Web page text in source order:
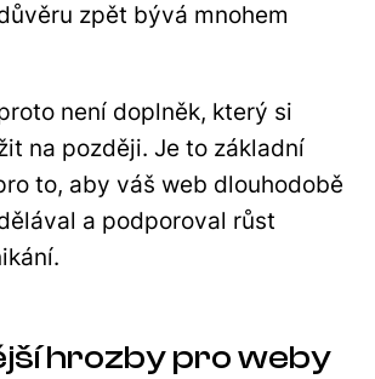
zpět bývá mnohem
není doplněk, který si
na později. Je to základní
to, aby váš web dlouhodobě
a podporoval růst
hrozby pro weby